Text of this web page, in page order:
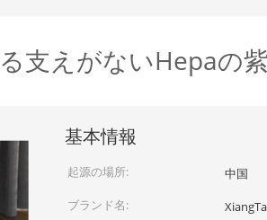
支えがないHepaの
基本情報
起源の場所:
中国
ブランド名: